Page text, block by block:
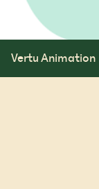
Vertu Animation